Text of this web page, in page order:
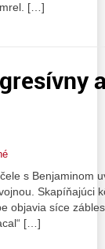
[…]
s Benjaminom
Skapíňajúci
objavia síce
[…]